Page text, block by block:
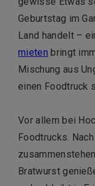
Geburtstag im
Land handelt –
mieten bringt
Mischung aus
einen Foodtruck
Vor allem bei
Foodtrucks.
Bratwurst